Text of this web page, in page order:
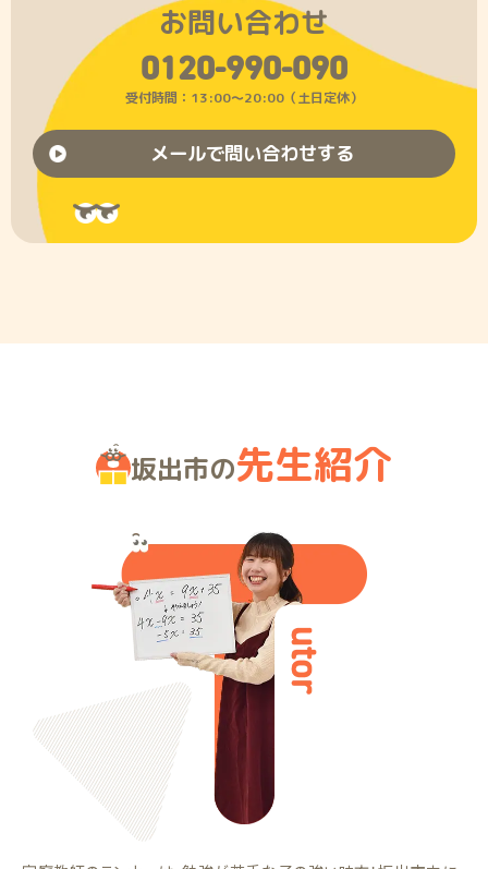
お問い合わせ
0120-990-090
受付時間：13:00〜20:00（土日定休）
メールで問い合わせする
坂出市の先生紹介